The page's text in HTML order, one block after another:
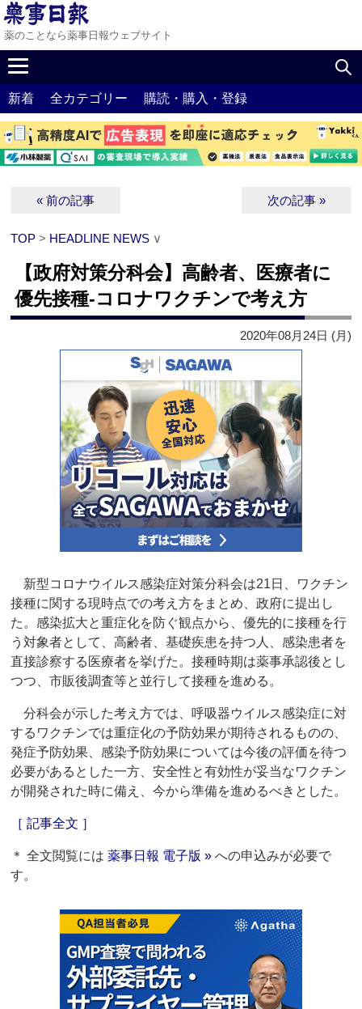
薬のことなら薬事日報ウェブサイト
新着 全カテゴリー 購読・購入・登録
« 前の記事 次の記事 »
TOP > HEADLINE NEWS ∨
【政府対策分科会】高齢者、医療者に
優先接種‐コロナワクチンで考え方
2020年08月24日 (月)
新型コロナウイルス感染症対策分科会は21日、ワクチン
接種に関する現時点での考え方をまとめ、政府に提出し
た。感染拡大と重症化を防ぐ観点から、優先的に接種を行
う対象者として、高齢者、基礎疾患を持つ人、感染患者を
直接診察する医療者を挙げた。接種時期は薬事承認後とし
つつ、市販後調査等と並行して接種を進める。
分科会が示した考え方では、呼吸器ウイルス感染症に対
するワクチンでは重症化の予防効果が期待されるものの、
発症予防効果、感染予防効果については今後の評価を待つ
必要があるとした一方、安全性と有効性が妥当なワクチン
が開発された時に備え、今から準備を進めるべきとした。
［ 記事全文 ］
＊ 全文閲覧には薬事日報 電子版 » への申込みが必要で
す。